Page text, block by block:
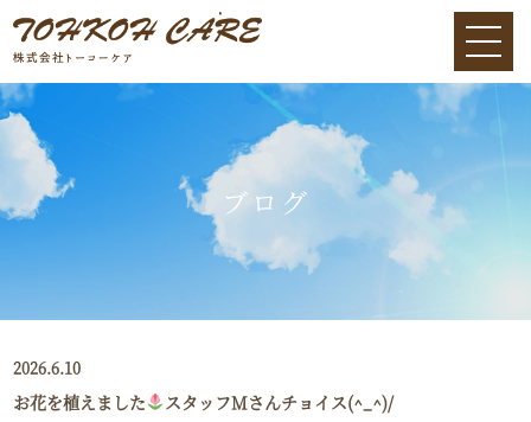
ブログ
2026.6.10
お花を植えました スタッフMさんチョイス(^_^)/